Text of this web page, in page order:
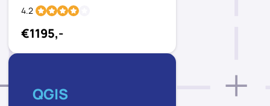
4.2
€1195,-
QGIS